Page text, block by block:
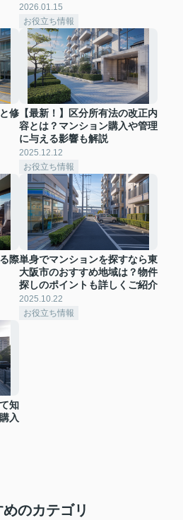
2026.01.15
お役立ち情報
修 【最新！】区分所有法の改正内
容とは？マンション購入や管理
に与える影響も解説
2025.12.12
お役立ち情報
際単身でマンションを探すなら東
大阪市のおすすめ地域は？物件
探しのポイントも詳しくご紹介
2025.10.22
お役立ち情報
知
入
のカテゴリ